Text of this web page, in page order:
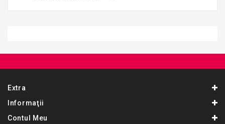
Extra
Informaţii
Contul Meu